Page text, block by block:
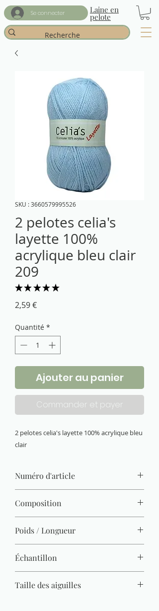
Se connecter Laine en
pelote
SKU : 3660579995526
2 pelotes celia's
layette 100%
acrylique bleu clair
209
★ ★ ★ ★ ★
2,59 €Prix
Quantité *
Ajouter au panier
Commander et payer
2 pelotes celia's layette 100% acrylique bleu
clair
Numéro d'article
Composition
Poids / Longueur
Échantillon
Taille des aiguilles